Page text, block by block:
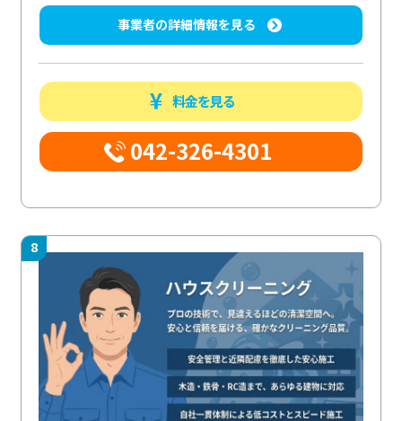
事業者の詳細情報を見る
料金を見る
042-326-4301
8